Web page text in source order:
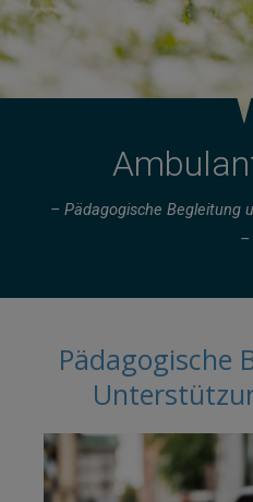
– Pädagogische Begleitung
–
Pädagogische